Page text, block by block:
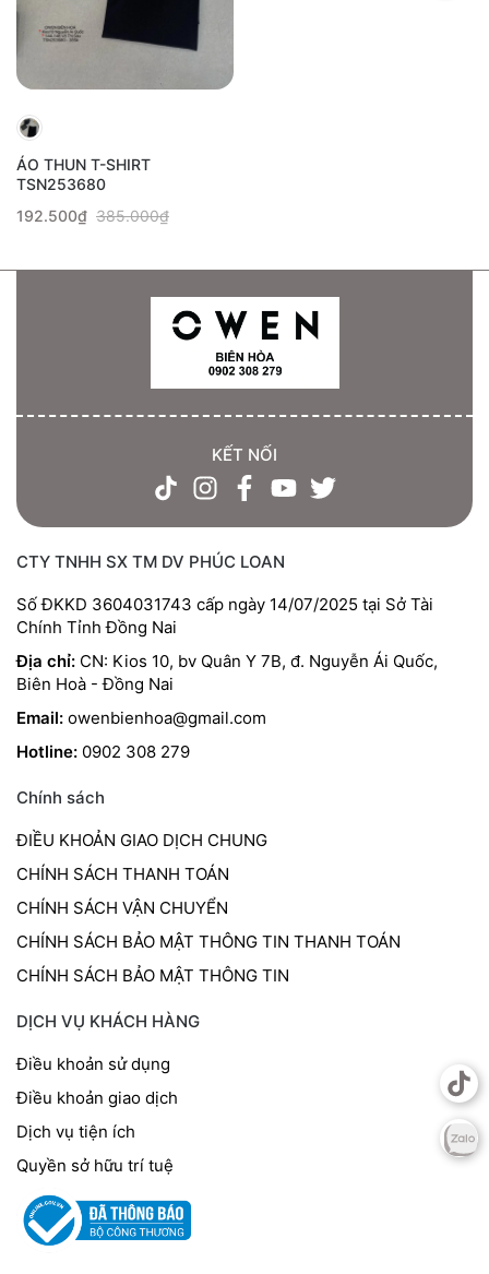
ÁO THUN T-SHIRT
TSN253680
192.500₫ 385.000₫
KẾT NỐI
CTY TNHH SX TM DV PHÚC LOAN
Số ĐKKD 3604031743 cấp ngày 14/07/2025 tại Sở Tài
Chính Tỉnh Đồng Nai
Địa chỉ: CN: Kios 10, bv Quân Y 7B, đ. Nguyễn Ái Quốc,
Biên Hoà - Đồng Nai
Email: owenbienhoa@gmail.com
Hotline: 0902 308 279
Chính sách
ĐIỀU KHOẢN GIAO DỊCH CHUNG
CHÍNH SÁCH THANH TOÁN
CHÍNH SÁCH VẬN CHUYỂN
CHÍNH SÁCH BẢO MẬT THÔNG TIN THANH TOÁN
CHÍNH SÁCH BẢO MẬT THÔNG TIN
DỊCH VỤ KHÁCH HÀNG
Điều khoản sử dụng
Điều khoản giao dịch
Dịch vụ tiện ích
Quyền sở hữu trí tuệ